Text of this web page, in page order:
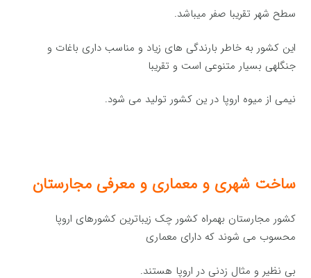
سطح شهر تقریبا صفر میباشد.
این كشور به خاطر بارندگی های زیاد و مناسب داری باغات و
جنگلهی بسیار متنوعی است و تقریبا
نیمی از میوه اروپا در ین كشور تولید می شود.
ساخت شهری و معماری و معرفی مجارستان
کشور مجارستان بهمراه کشور چک زیباترین کشورهای اروپا
محسوب می شوند که دارای معماری
بی نظیر و مثال زدنی در اروپا هستند.